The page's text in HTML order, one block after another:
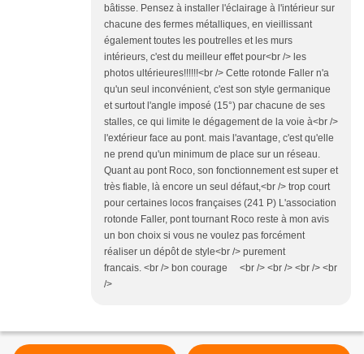
bâtisse. Pensez à installer l'éclairage à l'intérieur sur
chacune des fermes métalliques, en vieillissant
également toutes les poutrelles et les murs
intérieurs, c'est du meilleur effet pour<br /> les
photos ultérieures!!!!!!<br /> Cette rotonde Faller n'a
qu'un seul inconvénient, c'est son style germanique
et surtout l'angle imposé (15°) par chacune de ses
stalles, ce qui limite le dégagement de la voie à<br />
l'extérieur face au pont. mais l'avantage, c'est qu'elle
ne prend qu'un minimum de place sur un réseau.
Quant au pont Roco, son fonctionnement est super et
très fiable, là encore un seul défaut,<br /> trop court
pour certaines locos françaises (241 P) L'association
rotonde Faller, pont tournant Roco reste à mon avis
un bon choix si vous ne voulez pas forcément
réaliser un dépôt de style<br /> purement
francais. <br /> bon courage <br /> <br /> <br /> <br
/>